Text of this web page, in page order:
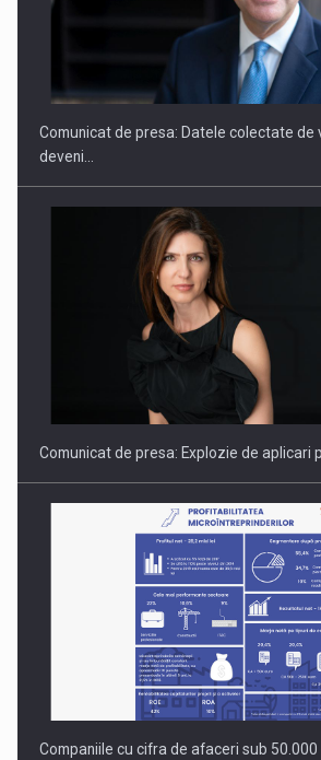
ROOTED IN ROMANIA, BUILT TO DELIVER
PUTTING ROMANIAN CORPORATE
INTERNATIONAL BUSINESS SCENE
Comunicat de presa: Datele colectate de
deveni…
Comunicat de presa: Explozie de aplicari
Companiile cu cifra de afaceri sub